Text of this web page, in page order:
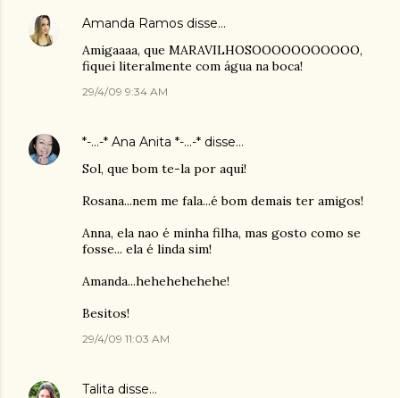
Amanda Ramos disse…
Amigaaaa, que MARAVILHOSOOOOOOOOOOO,
fiquei literalmente com água na boca!
29/4/09 9:34 AM
*-...-* Ana Anita *-...-* disse…
Sol, que bom te-la por aqui!
Rosana...nem me fala...é bom demais ter amigos!
Anna, ela nao é minha filha, mas gosto como se
fosse... ela é linda sim!
Amanda...hehehehehehe!
Besitos!
29/4/09 11:03 AM
Talita disse…